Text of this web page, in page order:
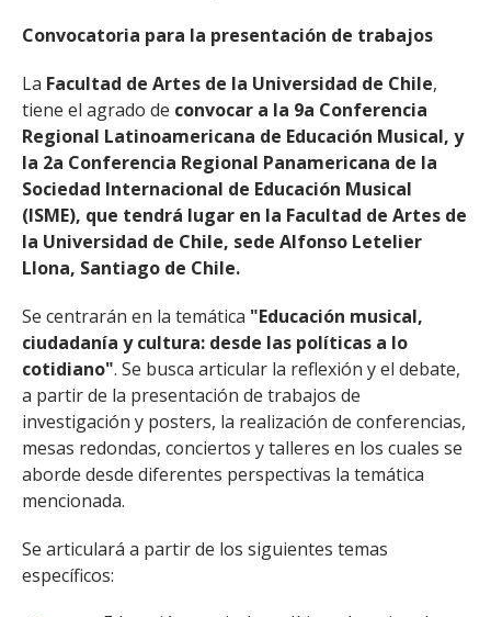
Convocatoria para la presentación de trabajos
La Facultad de Artes de la Universidad de Chile,
tiene el agrado de convocar a la 9a Conferencia
Regional Latinoamericana de Educación Musical, y
la 2a Conferencia Regional Panamericana de la
Sociedad Internacional de Educación Musical
(ISME), que tendrá lugar en la Facultad de Artes de
la Universidad de Chile, sede Alfonso Letelier
Llona, Santiago de Chile.
Se centrarán en la temática "Educación musical,
ciudadanía y cultura: desde las políticas a lo
cotidiano". Se busca articular la reflexión y el debate,
a partir de la presentación de trabajos de
investigación y posters, la realización de conferencias,
mesas redondas, conciertos y talleres en los cuales se
aborde desde diferentes perspectivas la temática
mencionada.
Se articulará a partir de los siguientes temas
específicos: